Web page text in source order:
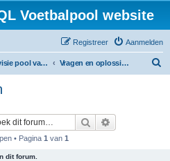
Voetbalpool website
Aanmelden
Registreer
Eredivisie pool variant seizoen 2014 / 2015 Vragen en oplossingen
Zoek
• Pagina 1 van 1
dit forum.